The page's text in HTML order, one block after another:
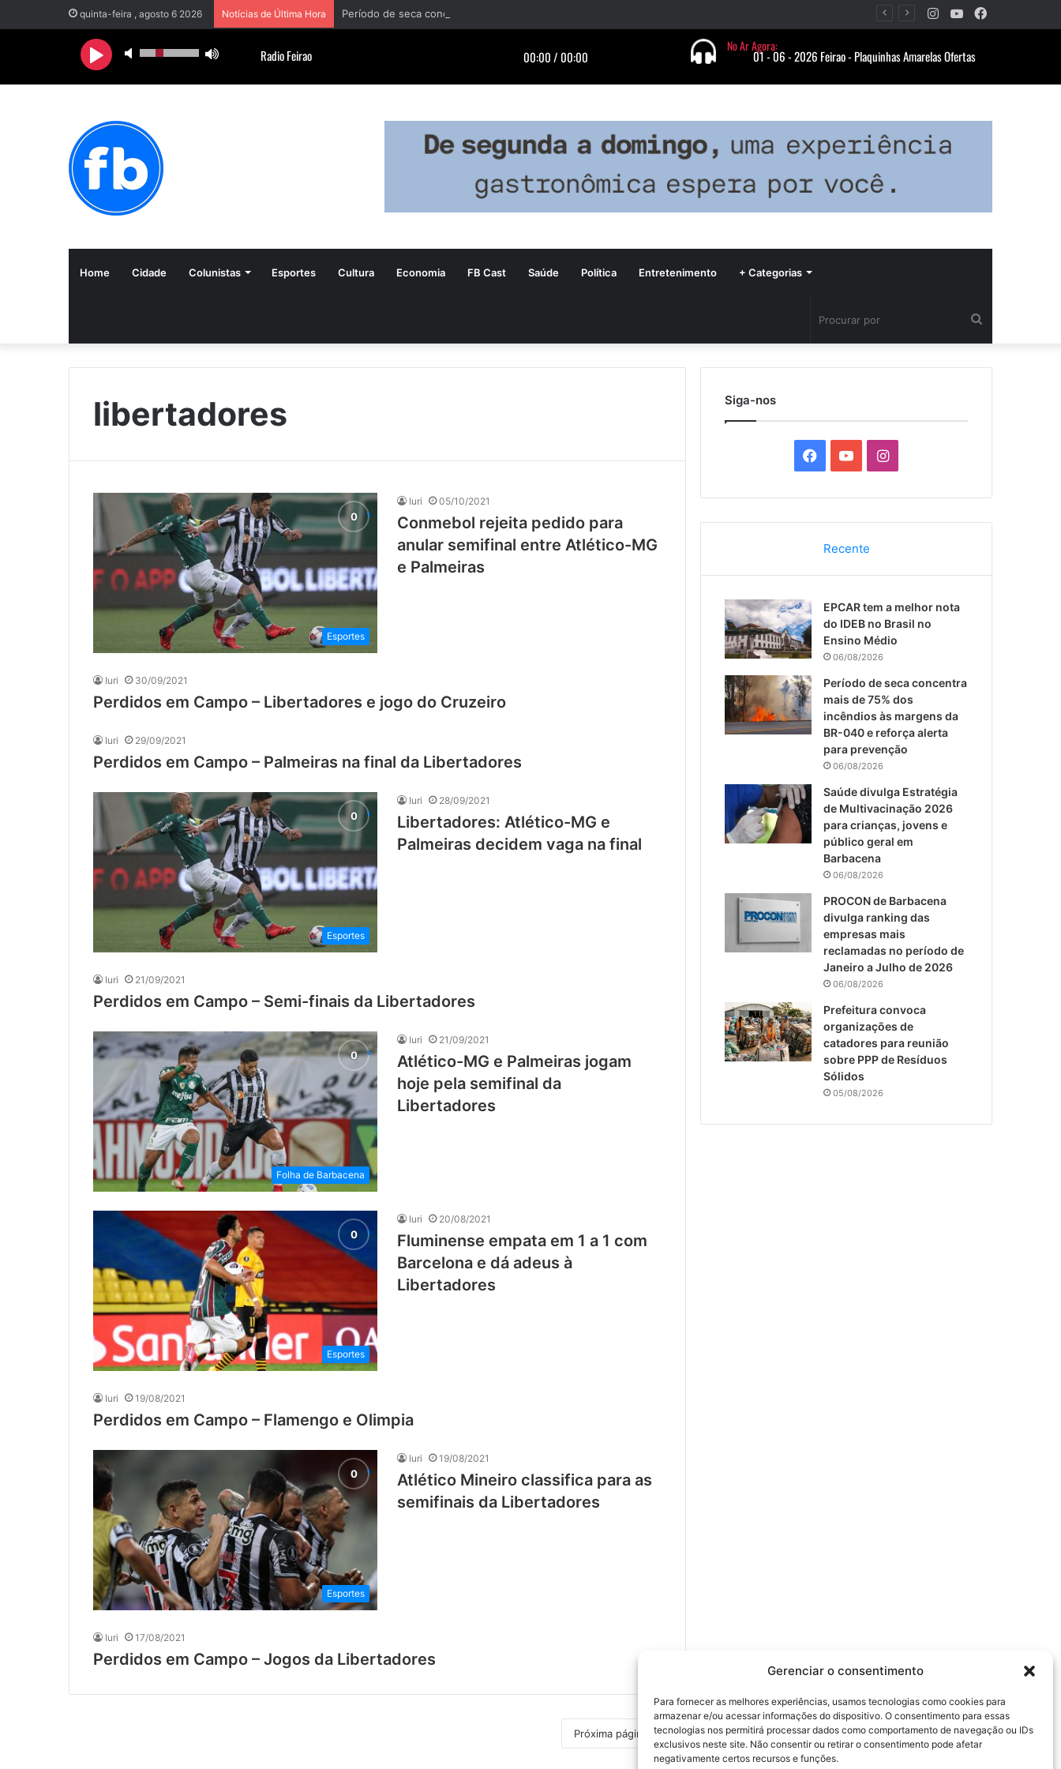
Gerenciar o consentimento
Para fornecer as melhores experiências, usamos tecnologias como cookies para
armazenar e/ou acessar informações do dispositivo. O consentimento para essas
tecnologias nos permitirá processar dados como comportamento de navegação ou IDs
exclusivos neste site. Não consentir ou retirar o consentimento pode afetar
negativamente certos recursos e funções.
quinta-feira , agosto 6 2026 Notícias de Última Hora YouTube
Instagram
Home Cidade Colunistas Esportes Cultura Economia FB Cast Saúde Política Entretenimento + Categorias
por
libertadores
Esportes
Iuri 05/10/2021
Conmebol rejeita pedido para
anular semifinal entre Atlético-MG
e Palmeiras
Iuri 30/09/2021
Perdidos em Campo – Libertadores e jogo do Cruzeiro
Iuri 29/09/2021
Perdidos em Campo – Palmeiras na final da Libertadores
Esportes
Iuri 28/09/2021
Libertadores: Atlético-MG e
Palmeiras decidem vaga na final
Iuri 21/09/2021
Perdidos em Campo – Semi-finais da Libertadores
Folha de Barbacena
Iuri 21/09/2021
Atlético-MG e Palmeiras jogam
hoje pela semifinal da
Libertadores
Esportes
Iuri 20/08/2021
Fluminense empata em 1 a 1 com
Barcelona e dá adeus à
Libertadores
Iuri 19/08/2021
Perdidos em Campo – Flamengo e Olimpia
Esportes
Iuri 19/08/2021
Atlético Mineiro classifica para as
semifinais da Libertadores
Iuri 17/08/2021
Perdidos em Campo – Jogos da Libertadores
Próxima página
Siga-nos
c
e
b
o
o
k
u
T
u
b
e
I
s
a
g
r
m
Recente
EPCAR tem a melhor nota
do IDEB no Brasil no
Ensino Médio
06/08/2026
Período de seca concentra
mais de 75% dos
incêndios às margens da
BR-040 e reforça alerta
para prevenção
06/08/2026
Saúde divulga Estratégia
de Multivacinação 2026
para crianças, jovens e
público geral em
Barbacena
06/08/2026
PROCON de Barbacena
divulga ranking das
empresas mais
reclamadas no período de
Janeiro a Julho de 2026
06/08/2026
Prefeitura convoca
organizações de
catadores para reunião
sobre PPP de Resíduos
Sólidos
05/08/2026